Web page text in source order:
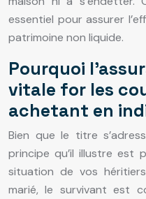
essentiel pour assurer
patrimoine non liquide.
Pourquoi
vitale for les
achetant en
Bien que le titre
principe qu’il illustre est
situation de vos
marié, le survivant est